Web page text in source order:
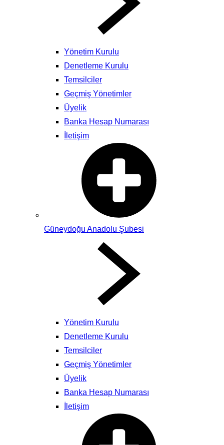
Yönetim Kurulu
Denetleme Kurulu
Temsilciler
Geçmiş Yönetimler
Üyelik
Banka Hesap Numarası
İletişim
Güneydoğu Anadolu Şubesi
Yönetim Kurulu
Denetleme Kurulu
Temsilciler
Geçmiş Yönetimler
Üyelik
Banka Hesap Numarası
İletişim